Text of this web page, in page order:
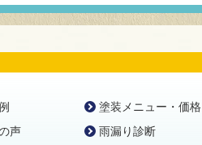
声
塗装メニュー・価格
雨漏り診断